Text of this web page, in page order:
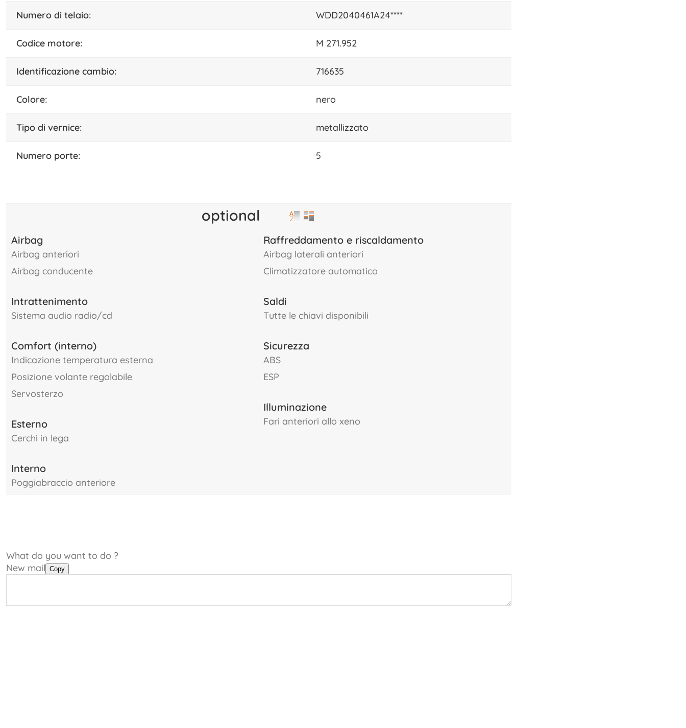
numero di telaio: WDD2040461A24****
codice motore: M 271.952
identificazione cambio: 716635
colore: nero
tipo di vernice: metallizzato
numero porte: 5
optional
Airbag
airbag anteriori
airbag conducente
Raffreddamento e riscaldamento
airbag laterali anteriori
climatizzatore automatico
Intrattenimento
sistema audio radio/cd
Comfort (interno)
indicazione temperatura esterna
posizione volante regolabile
servosterzo
Esterno
cerchi in lega
Interno
poggiabraccio anteriore
Saldi
tutte le chiavi disponibili
Sicurezza
ABS
ESP
Illuminazione
fari anteriori allo xeno
What do you want to do ?
New mail Copy